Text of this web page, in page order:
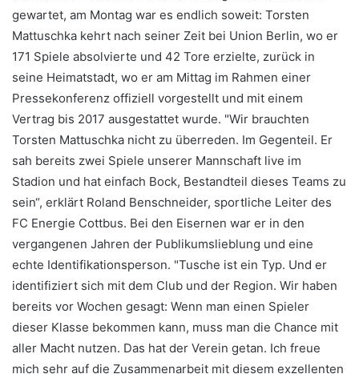
gewartet, am Montag war es endlich soweit: Torsten
Mattuschka kehrt nach seiner Zeit bei Union Berlin, wo er
171 Spiele absolvierte und 42 Tore erzielte, zurück in
seine Heimatstadt, wo er am Mittag im Rahmen einer
Pressekonferenz offiziell vorgestellt und mit einem
Vertrag bis 2017 ausgestattet wurde. "Wir brauchten
Torsten Mattuschka nicht zu überreden. Im Gegenteil. Er
sah bereits zwei Spiele unserer Mannschaft live im
Stadion und hat einfach Bock, Bestandteil dieses Teams zu
sein“, erklärt Roland Benschneider, sportliche Leiter des
FC Energie Cottbus. Bei den Eisernen war er in den
vergangenen Jahren der Publikumslieblung und eine
echte Identifikationsperson. "Tusche ist ein Typ. Und er
identifiziert sich mit dem Club und der Region. Wir haben
bereits vor Wochen gesagt: Wenn man einen Spieler
dieser Klasse bekommen kann, muss man die Chance mit
aller Macht nutzen. Das hat der Verein getan. Ich freue
mich sehr auf die Zusammenarbeit mit diesem exzellenten